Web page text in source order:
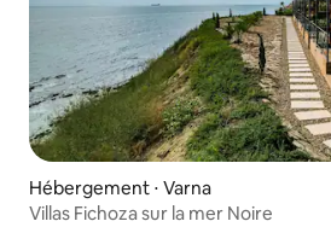
Hébergement ⋅ Varna
Villas Fichoza sur la mer Noire